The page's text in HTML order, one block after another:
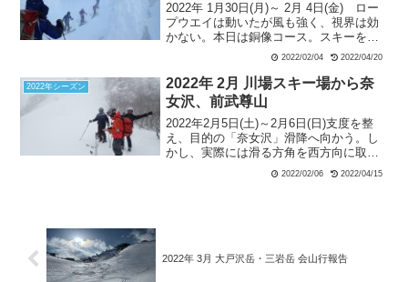
2022年 1月30日(月)～ 2月 4日(金) ロー
プウエイは動いたが風も強く、視界は効
かない。本日は銅像コース。スキーを担
いで山頂駅からしばらく歩きスキーを履
いで滑るしかない。一滑りしてからシー
ルを付けるが、スキーを脱ぐと腰まで潜
ってしまうほどの深雪である。ザックに
腰掛けながら片足ずつシールを貼るしか
ない。前山東側のドロップポイントまで
来て、シールを外すが、これもザックに
腰掛けて片足ずつシールを外す。雪は軽
樹林コース手前で１本休憩。樹林帯の緩
2022/02/04 2022/04/20
2022年シーズン
2022年 2月 川場スキー場から奈
女沢、前武尊山
2022年2月5日(土)～2月6日(日)支度を整
え、目的の「奈女沢」滑降へ向かう。し
かし、実際には滑る方角を西方向に取り
過ぎ、獅子ヶ鼻山南面の方向に滑りこん
でしまう。斜面は思いのほか雪質も木々
う。そこで、方向修正をすることにす
2022/02/06 2022/04/15
2022年 3月 大戸沢岳・三岩岳 会山行報告